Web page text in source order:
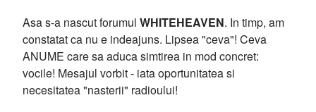
Asa s-a nascut forumul WHITEHEAVEN. In timp, am
constatat ca nu e indeajuns. Lipsea "ceva"! Ceva
ANUME care sa aduca simtirea in mod concret:
vocile! Mesajul vorbit - iata oportunitatea si
necesitatea "nasterii" radioului!